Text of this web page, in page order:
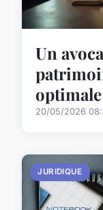
Un
optimale
20/05/2026
JURIDIQUE